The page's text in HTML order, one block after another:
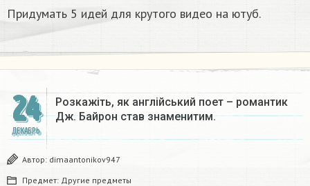
Придумать 5 идей для крутого видео на ютуб.
24
ДЕКАБРЬ
Розкажіть, як англійський поет – романтик
Дж. Байрон став знаменитим.​
Автор: dimaantonikov947
Предмет: Другие предметы